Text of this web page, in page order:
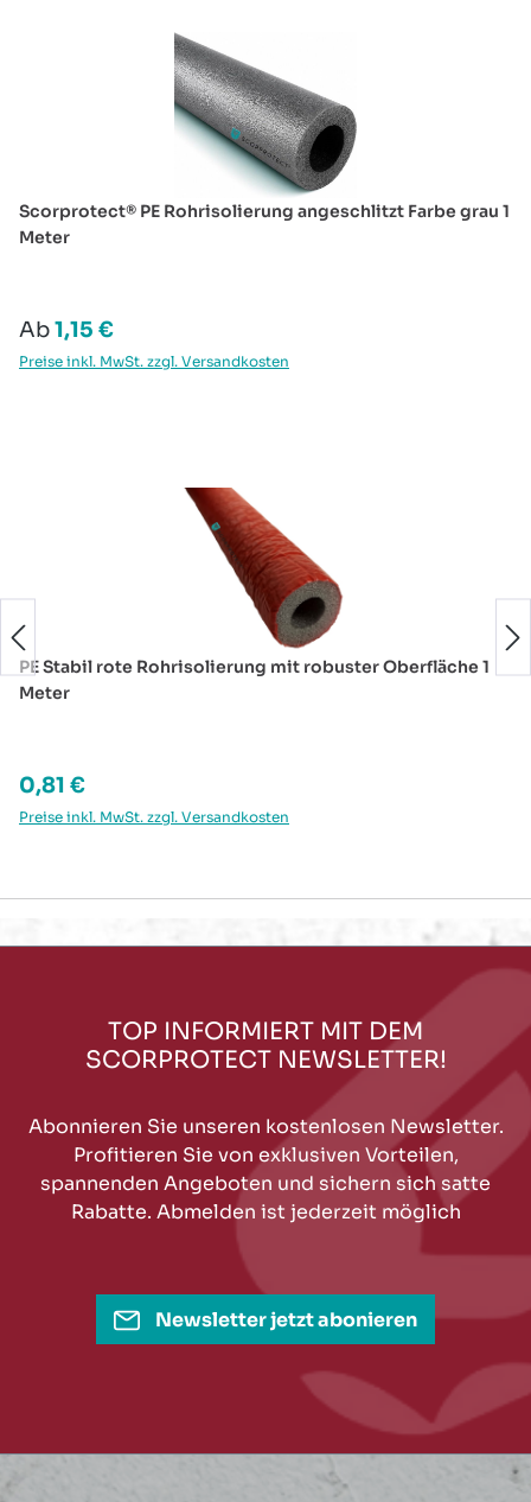
Scorprotect® PE Rohrisolierung angeschlitzt Farbe grau 1
Meter
Regulärer Preis:
Ab1,15 €
Preise inkl. MwSt. zzgl. Versandkosten
PE Stabil rote Rohrisolierung mit robuster Oberfläche 1
Meter
Regulärer Preis:
0,81 €
Preise inkl. MwSt. zzgl. Versandkosten
TOP INFORMIERT MIT DEM
SCORPROTECT NEWSLETTER!
Abonnieren Sie unseren kostenlosen Newsletter.
Profitieren Sie von exklusiven Vorteilen,
spannenden Angeboten und sichern sich satte
Rabatte. Abmelden ist jederzeit möglich
Newsletter jetzt abonieren